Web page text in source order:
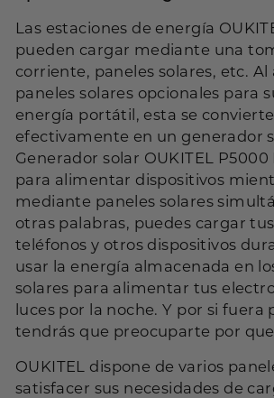
Las estaciones de energía
pueden cargar mediante una
corriente, paneles solares, etc.
paneles solares opcionales para
energía portátil, esta se convierte
efectivamente en un generador
Generador solar OUKITEL P5000
para alimentar dispositivos
mediante paneles solares
otras palabras, puedes cargar
teléfonos y otros dispositivos
usar la energía almacenada en
solares para alimentar tus
luces por la noche. Y por si fuera
tendrás que preocuparte por
OUKITEL dispone de varios
satisfacer sus necesidades de